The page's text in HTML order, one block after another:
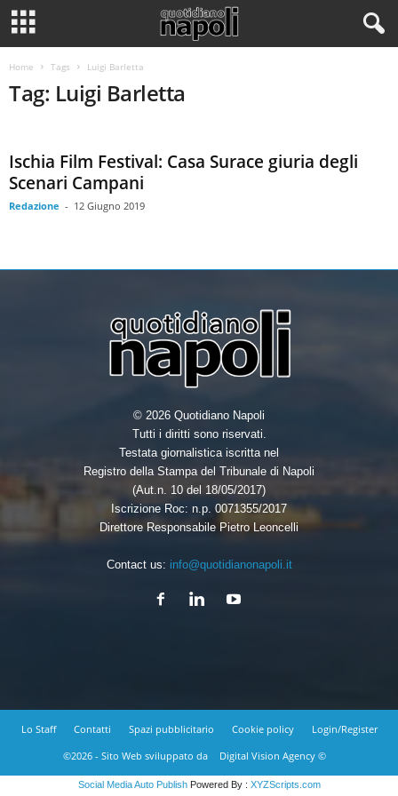
Home Tags Luigi Barletta
Tag: Luigi Barletta
Ischia Film Festival: Casa Surace giuria degli
Scenari Campani
Redazione - 12 Giugno 2019
© 2026 Quotidiano Napoli
Tutti i diritti sono riservati.
Testata giornalistica iscritta nel
Registro della Stampa del Tribunale di Napoli
(Aut.n. 10 del 18/05/2017)
Iscrizione Roc: n.p. 0071355/2017
Direttore Responsabile Pietro Leoncelli
Contact us: info@quotidianonapoli.it
Lo Staff Contatti Spazi pubblicitario Cookie policy
Login/Register
©2026 - Sito Web sviluppato da
Digital Vision Agency ©
Social Media Auto PublishPowered By : XYZScripts.com